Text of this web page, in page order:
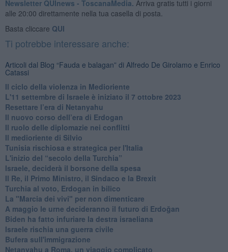
Newsletter QUInews - ToscanaMedia. Arriva gratis tutti i giorni
alle 20:00 direttamente nella tua casella di posta.
Basta cliccare QUI
Ti potrebbe interessare anche:
Articoli dal Blog “Fauda e balagan” di Alfredo De Girolamo e Enrico
Catassi
Il ciclo della violenza in Medioriente
L'11 settembre di Israele è iniziato il 7 ottobre 2023
Resettare l’era di Netanyahu
​Il nuovo corso dell’era di Erdogan
Il ruolo delle diplomazie nei conflitti
Il medioriente di Silvio
Tunisia rischiosa e strategica per l'Italia
L'inizio del “secolo della Turchia”
Israele, deciderà il borsone della spesa
Il Re, il Primo Ministro, il Sindaco e la Brexit
Turchia al voto, Erdogan in bilico
La "Marcia dei vivi" per non dimenticare
A maggio le urne decideranno il futuro di Erdoğan
Biden ha fatto infuriare la destra israeliana
Israele rischia una guerra civile
Bufera sull'immigrazione
Netanyahu a Roma, un viaggio complicato